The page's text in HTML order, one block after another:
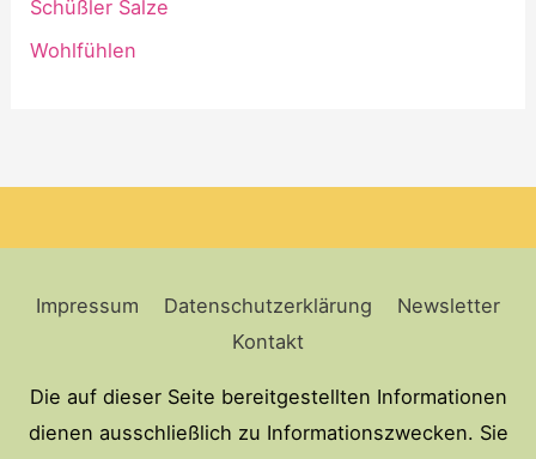
Schüßler Salze
Wohlfühlen
Impressum Datenschutzerklärung
Newsletter
Kontakt
Die auf dieser Seite bereitgestellten Informationen
dienen ausschließlich zu Informationszwecken. Sie